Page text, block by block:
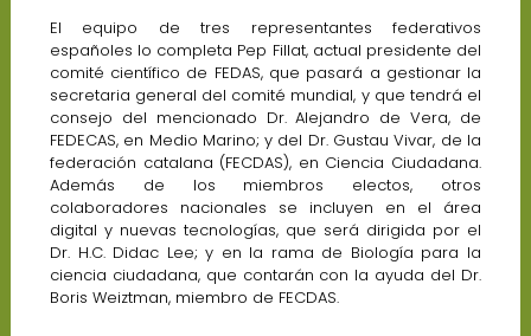
El equipo de tres representantes federativos
españoles lo completa Pep Fillat, actual presidente del
comité científico de FEDAS, que pasará a gestionar la
secretaria general del comité mundial, y que tendrá el
consejo del mencionado Dr. Alejandro de Vera, de
FEDECAS, en Medio Marino; y del Dr. Gustau Vivar, de la
federación catalana (FECDAS), en Ciencia Ciudadana.
Además de los miembros electos, otros
colaboradores nacionales se incluyen en el área
digital y nuevas tecnologías, que será dirigida por el
Dr. H.C. Didac Lee; y en la rama de Biología para la
ciencia ciudadana, que contarán con la ayuda del Dr.
Boris Weiztman, miembro de FECDAS.